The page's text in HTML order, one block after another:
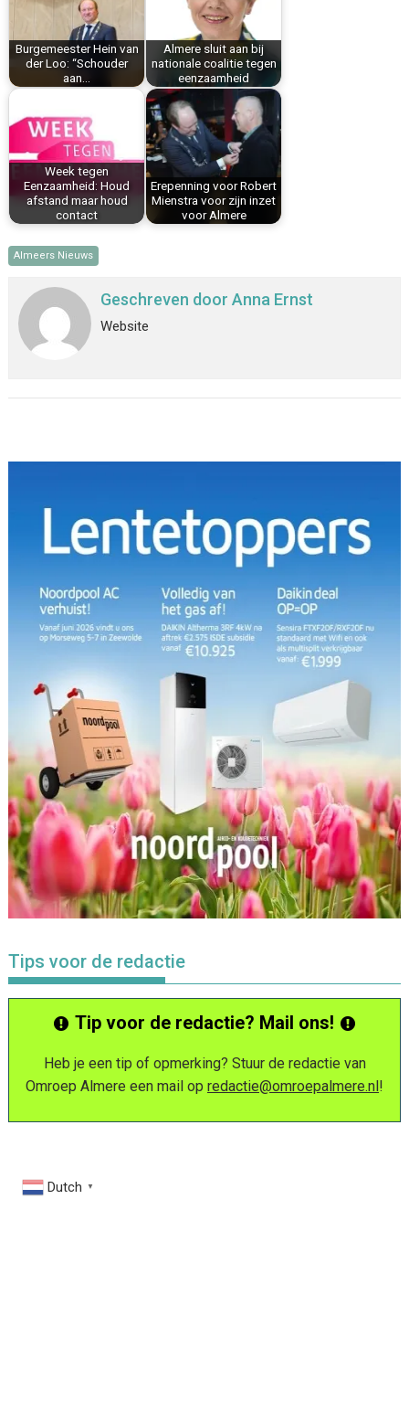
o
e
s
t
p
Burgemeester Hein van
der Loo: “Schouder
aan…
Almere sluit aan bij
nationale coalitie tegen
eenzaamheid
Week tegen
Eenzaamheid: Houd
afstand maar houd
contact
Erepenning voor Robert
Mienstra voor zijn inzet
voor Almere
Almeers Nieuws
Geschreven doorAnna Ernst
Website
Tips voor de redactie
Tip voor de redactie? Mail ons!
Heb je een tip of opmerking? Stuur de redactie van
Omroep Almere een mail op redactie@omroepalmere.nl!
Dutch ▼